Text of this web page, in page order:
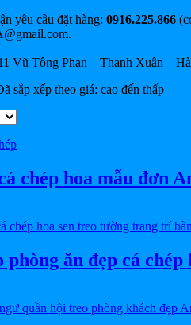
yêu cầu đặt hàng: 0916.225.866
Vũ Tông Phan – Thanh Xuân –
sắp xếp theo giá: cao đến thấp
chép hoa mẫu đơn
ăn đẹp cá